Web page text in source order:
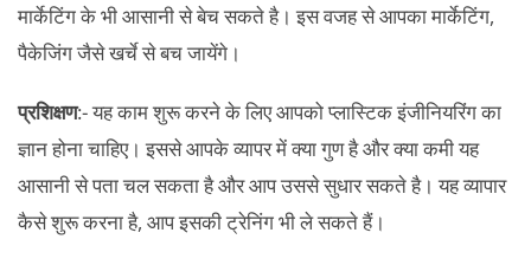
मार्केटिंग के भी आसानी से बेच सकते है। इस वजह से आपका मार्केटिंग,
पैकेजिंग जैसे खर्चे से बच जायेंगे।
प्रशिक्षण:- यह काम शुरू करने के लिए आपको प्लास्टिक इंजीनियरिंग का
ज्ञान होना चाहिए। इससे आपके व्यापर में क्या गुण है और क्या कमी यह
आसानी से पता चल सकता है और आप उससे सुधार सकते है। यह व्यापार
कैसे शुरू करना है, आप इसकी ट्रेनिंग भी ले सकते हैं।